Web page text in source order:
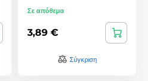
Σε απόθεμα
3,89 €
Σύγκριση